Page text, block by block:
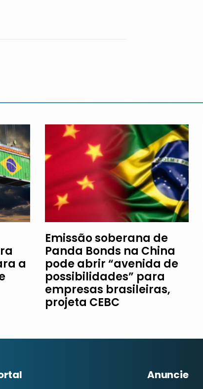
a
Emissão soberana de
Panda Bonds na China
pode abrir “avenida de
possibilidades” para
empresas brasileiras,
projeta CEBC
Anuncie